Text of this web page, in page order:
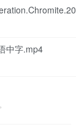
中字.mp4